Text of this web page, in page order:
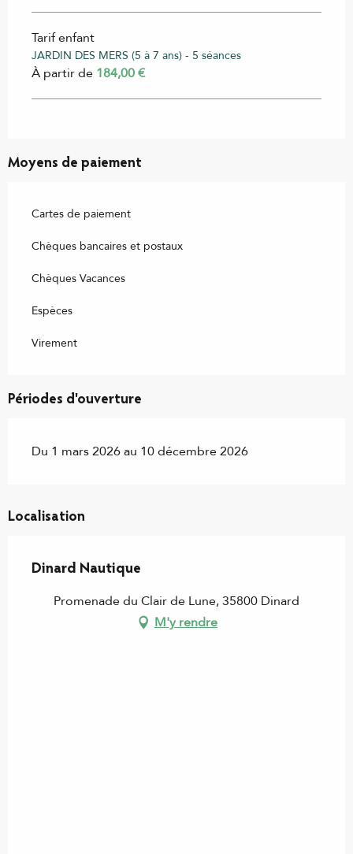
Tarif enfant
JARDIN DES MERS (5 à 7 ans) - 5 séances
À partir de 184,00 €
Moyens de paiement
Cartes de paiement
Chèques bancaires et postaux
Chèques Vacances
Espèces
Virement
Périodes d'ouverture
Du 1 mars 2026 au 10 décembre 2026
Localisation
Dinard Nautique
Promenade du Clair de Lune, 35800 Dinard
M'y rendre